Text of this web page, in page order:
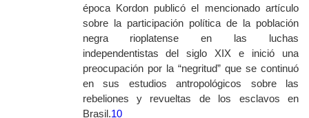
época Kordon publicó el mencionado artículo
sobre la participación política de la población
negra rioplatense en las luchas
independentistas del siglo XIX e inició una
preocupación por la “negritud” que se continuó
en sus estudios antropológicos sobre las
rebeliones y revueltas de los esclavos en
Brasil.10